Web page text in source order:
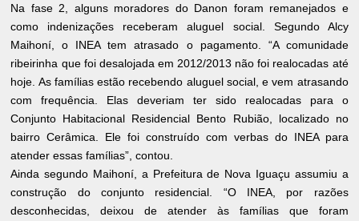
Na fase 2, alguns moradores do Danon foram remanejados e
como indenizações receberam aluguel social. Segundo Alcy
Maihoní, o INEA tem atrasado o pagamento. “A comunidade
ribeirinha que foi desalojada em 2012/2013 não foi realocadas até
hoje. As famílias estão recebendo aluguel social, e vem atrasando
com frequência. Elas deveriam ter sido realocadas para o
Conjunto Habitacional Residencial Bento Rubião, localizado no
bairro Cerâmica. Ele foi construído com verbas do INEA para
atender essas famílias”, contou.
Ainda segundo Maihoní, a Prefeitura de Nova Iguaçu assumiu a
construção do conjunto residencial. “O INEA, por razões
desconhecidas, deixou de atender às famílias que foram